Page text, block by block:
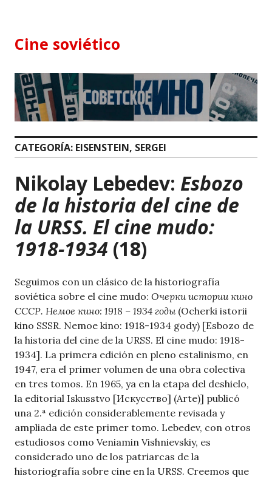
content
Cine soviético
CATEGORÍA: EISENSTEIN, SERGEI
Nikolay Lebedev: Esbozo
de la historia del cine de
la URSS. El cine mudo:
1918-1934 (18)
Seguimos con un clásico de la historiografía
soviética sobre el cine mudo: Очерки истории кино
СССР. Немое кино: 1918 – 1934 годы (Ocherki istorii
kino SSSR. Nemoe kino: 1918-1934 gody) [Esbozo de
la historia del cine de la URSS. El cine mudo: 1918-
1934]. La primera edición en pleno estalinismo, en
1947, era el primer volumen de una obra colectiva
en tres tomos. En 1965, ya en la etapa del deshielo,
la editorial Iskusstvo [Искусство] (Arte)] publicó
una 2.ª edición considerablemente revisada y
ampliada de este primer tomo. Lebedev, con otros
estudiosos como Veniamin Vishnievskiy, es
considerado uno de los patriarcas de la
historiografía sobre cine en la URSS. Creemos que